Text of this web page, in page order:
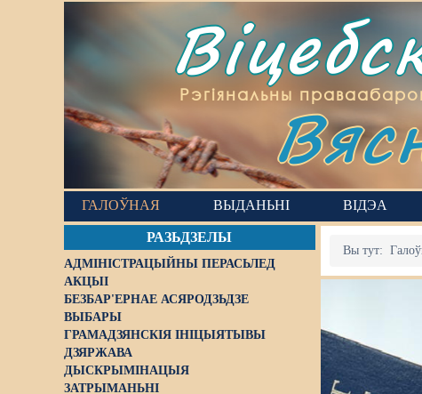
Рэгіянальны
ГАЛОЎНАЯ ВЫДАНЬНІ ВІДЭА
РАЗЬДЗЕЛЫ
АДМІНІСТРАЦЫЙНЫ ПЕРАСЬЛЕД
АКЦЫІ
БЕЗБАР'ЕРНАЕ АСЯРОДЗЬДЗЕ
ВЫБАРЫ
ГРАМАДЗЯНСКІЯ ІНІЦЫЯТЫВЫ
ДЗЯРЖАВА
ДЫСКРЫМІНАЦЫЯ
ЗАТРЫМАНЬНІ
Вы тут: